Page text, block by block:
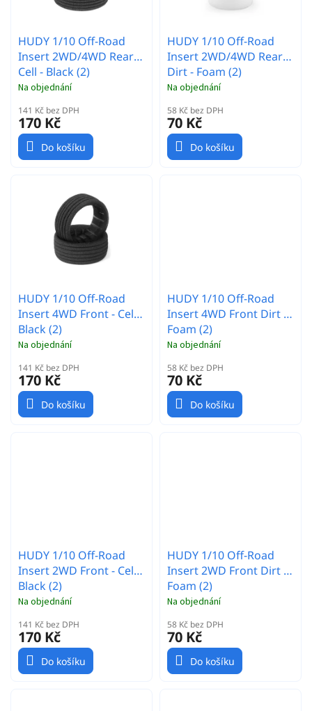
ů
HUDY 1/10 Off-Road
Insert 2WD/4WD Rear -
Cell - Black (2)
Na objednání
141 Kč bez DPH
170 Kč
Do košíku
HUDY 1/10 Off-Road
Insert 2WD/4WD Rear
Dirt - Foam (2)
Na objednání
58 Kč bez DPH
70 Kč
Do košíku
HUDY 1/10 Off-Road
Insert 4WD Front - Cell -
Black (2)
Na objednání
141 Kč bez DPH
170 Kč
Do košíku
HUDY 1/10 Off-Road
Insert 4WD Front Dirt -
Foam (2)
Na objednání
58 Kč bez DPH
70 Kč
Do košíku
HUDY 1/10 Off-Road
Insert 2WD Front - Cell -
Black (2)
Na objednání
141 Kč bez DPH
170 Kč
Do košíku
HUDY 1/10 Off-Road
Insert 2WD Front Dirt -
Foam (2)
Na objednání
58 Kč bez DPH
70 Kč
Do košíku